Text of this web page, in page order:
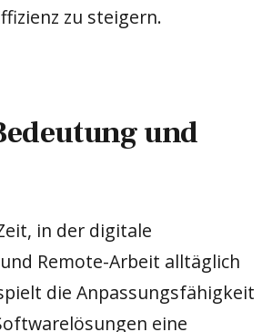
zu steigern.
und
in der digitale
Remote-Arbeit alltäglich
die Anpassungsfähigkeit
eine